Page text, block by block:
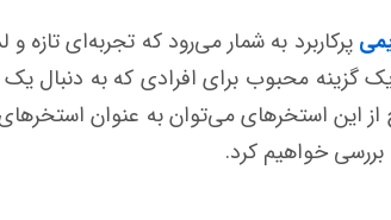
پرکاربرد به شمار می‌رود که تجربه‌ای
گزینه محبوب برای افرادی که به دنبال
این استخرهای می‌توان به عنوان استخرهای